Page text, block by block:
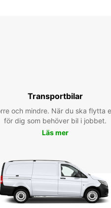
Avec
Transportbilar
och mindre. När du ska flytta
för dig som behöver bil i jobbet.
Läs mer